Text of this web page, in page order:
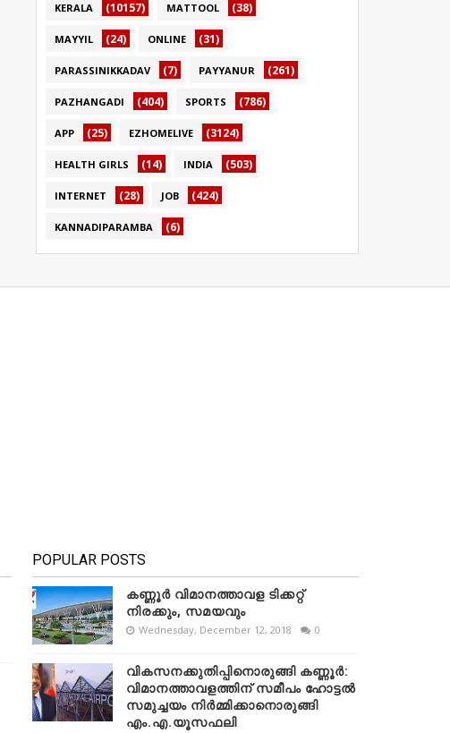
KERALA (10157) MATTOOL (38)
MAYYIL (24) ONLINE (31)
PARASSINIKKADAV (7) PAYYANUR (261)
PAZHANGADI (404) SPORTS (786)
APP (25) EZHOMELIVE (3124)
HEALTH GIRLS (14) INDIA (503)
INTERNET (28) JOB (424)
KANNADIPARAMBA (6)
POPULAR POSTS
കണ്ണൂർ വിമാനത്താവള ടിക്കറ്റ്
നിരക്കും, സമയവും
Wednesday, December 12, 2018 0
വികസനക്കുതിപ്പിനൊരുങ്ങി കണ്ണൂർ:
വിമാനത്താവളത്തിന് സമീപം ഹോട്ടൽ
സമുച്ചയം നിർമ്മിക്കാനൊരുങ്ങി
എം.എ.യൂസഫലി